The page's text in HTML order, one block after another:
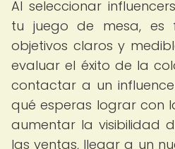
Al seleccionar
tu juego de mesa, es
objetivos claros y
evaluar el éxito de la
contactar a un
qué esperas lograr con
aumentar la visibilidad
las ventas, llegar a un